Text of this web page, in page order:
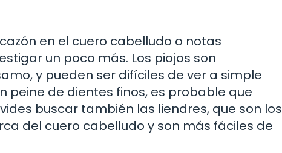
en el cuero cabelludo o notas
un poco más. Los piojos son
y pueden ser difíciles de ver a simple
peine de dientes finos, es probable que
buscar también las liendres, que son los
del cuero cabelludo y son más fáciles de